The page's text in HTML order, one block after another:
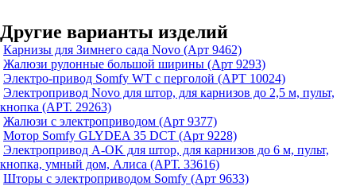
Другие варианты изделий
Карнизы для Зимнего сада Novo (Арт 9462)
Жалюзи рулонные большой ширины (Арт 9293)
Электро-привод Somfy WT с перголой (АРТ 10024)
Электропривод Novo для штор, для карнизов до 2,5 м, пульт,
кнопка (АРТ. 29263)
Жалюзи с электроприводом (Арт 9377)
Мотор Somfy GLYDEA 35 DCT (Арт 9228)
Электропривод A-OK для штор, для карнизов до 6 м, пульт,
кнопка, умный дом, Алиса (АРТ. 33616)
Шторы с электроприводом Somfy (Арт 9633)